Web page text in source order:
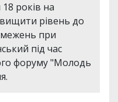
років на
рівень до
при
під час
форуму "Молодь